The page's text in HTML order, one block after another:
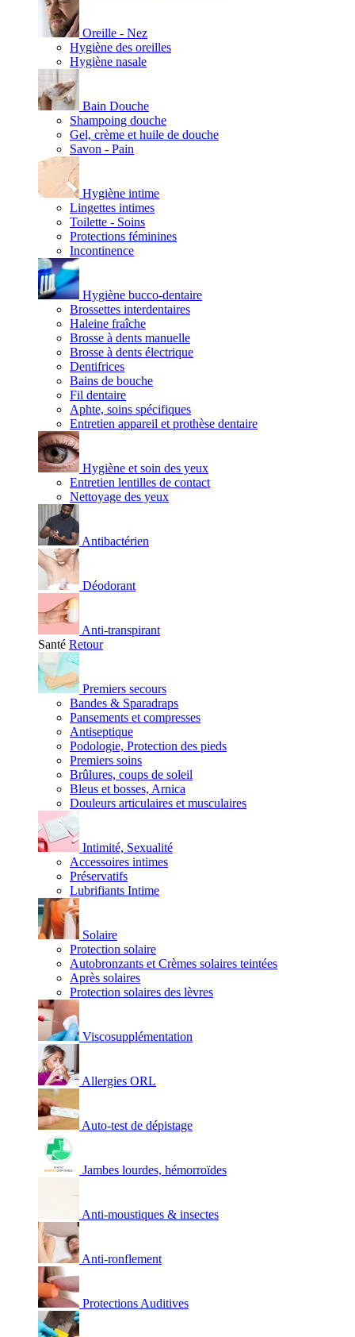
Oreille - Nez
Hygiène des oreilles
Hygiène nasale
Bain Douche
Shampoing douche
Gel, crème et huile de douche
Savon - Pain
Hygiène intime
Lingettes intimes
Toilette - Soins
Protections féminines
Incontinence
Hygiène bucco-dentaire
Brossettes interdentaires
Haleine fraîche
Brosse à dents manuelle
Brosse à dents électrique
Dentifrices
Bains de bouche
Fil dentaire
Aphte, soins spécifiques
Entretien appareil et prothèse dentaire
Hygiène et soin des yeux
Entretien lentilles de contact
Nettoyage des yeux
Antibactérien
Déodorant
Anti-transpirant
Santé Retour
Premiers secours
Bandes & Sparadraps
Pansements et compresses
Antiseptique
Podologie, Protection des pieds
Premiers soins
Brûlures, coups de soleil
Bleus et bosses, Arnica
Douleurs articulaires et musculaires
Intimité, Sexualité
Accessoires intimes
Préservatifs
Lubrifiants Intime
Solaire
Protection solaire
Autobronzants et Crèmes solaires teintées
Après solaires
Protection solaires des lèvres
Viscosupplémentation
Allergies ORL
Auto-test de dépistage
Jambes lourdes, hémorroïdes
Anti-moustiques & insectes
Anti-ronflement
Protections Auditives